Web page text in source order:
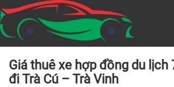
Giá thuê xe hợp đồng du lịch
đi Trà Cú – Trà Vinh